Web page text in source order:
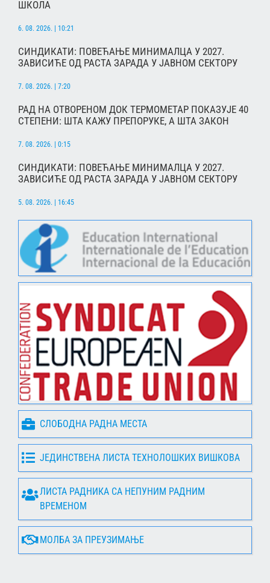
ШКОЛА
6. 08. 2026. | 10:21
СИНДИКАТИ: ПОВЕЋАЊЕ МИНИМАЛЦА У 2027.
ЗАВИСИЋЕ ОД РАСТА ЗАРАДА У ЈАВНОМ СЕКТОРУ
7. 08. 2026. | 7:20
РАД НА ОТВОРЕНОМ ДОК ТЕРМОМЕТАР ПОКАЗУЈЕ 40
СТЕПЕНИ: ШТА КАЖУ ПРЕПОРУКЕ, А ШТА ЗАКОН
7. 08. 2026. | 0:15
СИНДИКАТИ: ПОВЕЋАЊЕ МИНИМАЛЦА У 2027.
ЗАВИСИЋЕ ОД РАСТА ЗАРАДА У ЈАВНОМ СЕКТОРУ
5. 08. 2026. | 16:45
СЛОБОДНА РАДНА МЕСТА
ЈЕДИНСТВЕНА ЛИСТА ТЕХНОЛОШКИХ ВИШКОВА
ЛИСТА РАДНИКА СА НЕПУНИМ РАДНИМ
ВРЕМЕНОМ
МОЛБА ЗА ПРЕУЗИМАЊЕ